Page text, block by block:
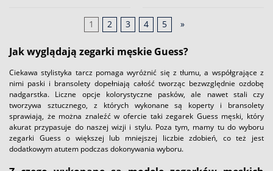
1 2 3 4 5 »
Jak wyglądają zegarki męskie Guess?
Ciekawa stylistyka tarcz pomaga wyróżnić się z tłumu, a współgrające z
nimi paski i bransolety dopełniają całość tworząc bezwzględnie ozdobę
nadgarstka. Liczne opcje kolorystyczne pasków, ale nawet stali czy
tworzywa sztucznego, z których wykonane są koperty i bransolety
sprawiają, że można znaleźć w ofercie taki zegarek Guess męski, który
akurat przypasuje do naszej wizji i stylu. Poza tym, mamy tu do wyboru
zegarki Guess o większej lub mniejszej liczbie zdobień, co też jest
dodatkowym atutem podczas dokonywania wyboru.